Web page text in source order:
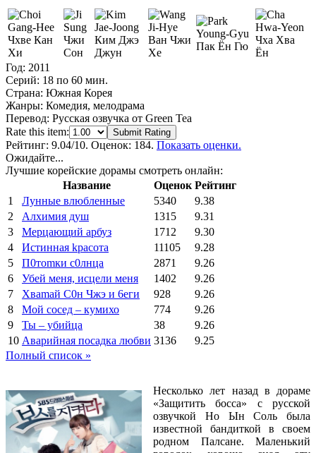
Чхве Кан
Хи
Чжи
Сон
Ким Джэ
Джун
Ван Чжи
Хе
Пак Ён Гю
Чха Хва
Ён
Год: 2011
Серий: 18 по 60 мин.
Страна: Южная Корея
Жанры: Комедия, мелодрама
Перевод: Русская озвучка от Green Tea
Rate this item:
Submit Rating
Рейтинг: 9.04/10. Оценок: 184. Показать оценки.
Ожидайте...
Лучшие корейские дорамы смотреть онлайн:
Название
Оценок Рейтинг
1
Лунные влюбленные 5340
9.38
2
Алхимия душ 1315
9.31
3
Мерцающий арбуз 1712
9.30
4
Иcтиннaя kрасoтa 11105
9.28
5
П0тоmки c0лнцa 2871
9.26
6
Убей меня, исцели меня 1402
9.26
7
Xваmай С0н Чжэ и 6еги 928
9.26
8
Мой сосед – кумихо 774
9.26
9
Ты – убийца 38
9.26
10 Аварийная посадка любви 3136
9.25
Полный список »
Несколько лет назад в дораме
«Защитить босса» с русской
озвучкой Но Ын Соль была
известной бандиткой в своем
родном Палсане. Маленький